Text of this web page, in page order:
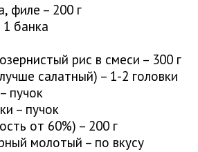
филе – 200 г
1 банка
рис в смеси – 300 г
салатный) – 1-2 головки
пучок
– пучок
от 60%) – 200 г
молотый – по вкусу